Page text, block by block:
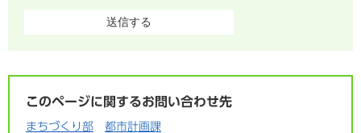
このページに関するお問い合わせ先
まちづくり部
都市計画課